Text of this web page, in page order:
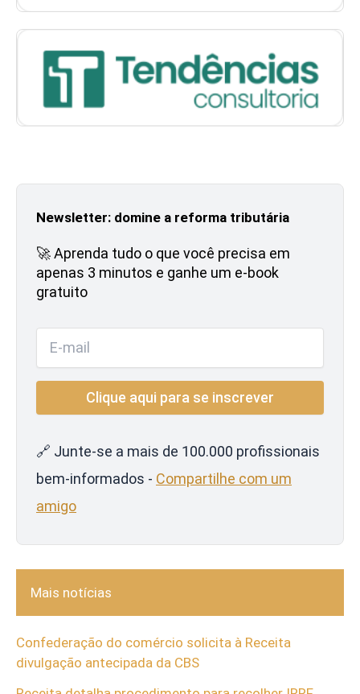
Newsletter: domine a reforma tributária
🚀 Aprenda tudo o que você precisa em
apenas 3 minutos e ganhe um e-book
gratuito
🔗 Junte-se a mais de 100.000 profissionais
bem-informados - Compartilhe com um
amigo
Mais notícias
Confederação do comércio solicita à Receita
divulgação antecipada da CBS